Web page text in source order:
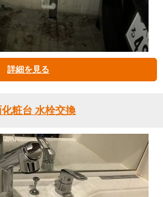
詳細を見る
粧台 水栓交換